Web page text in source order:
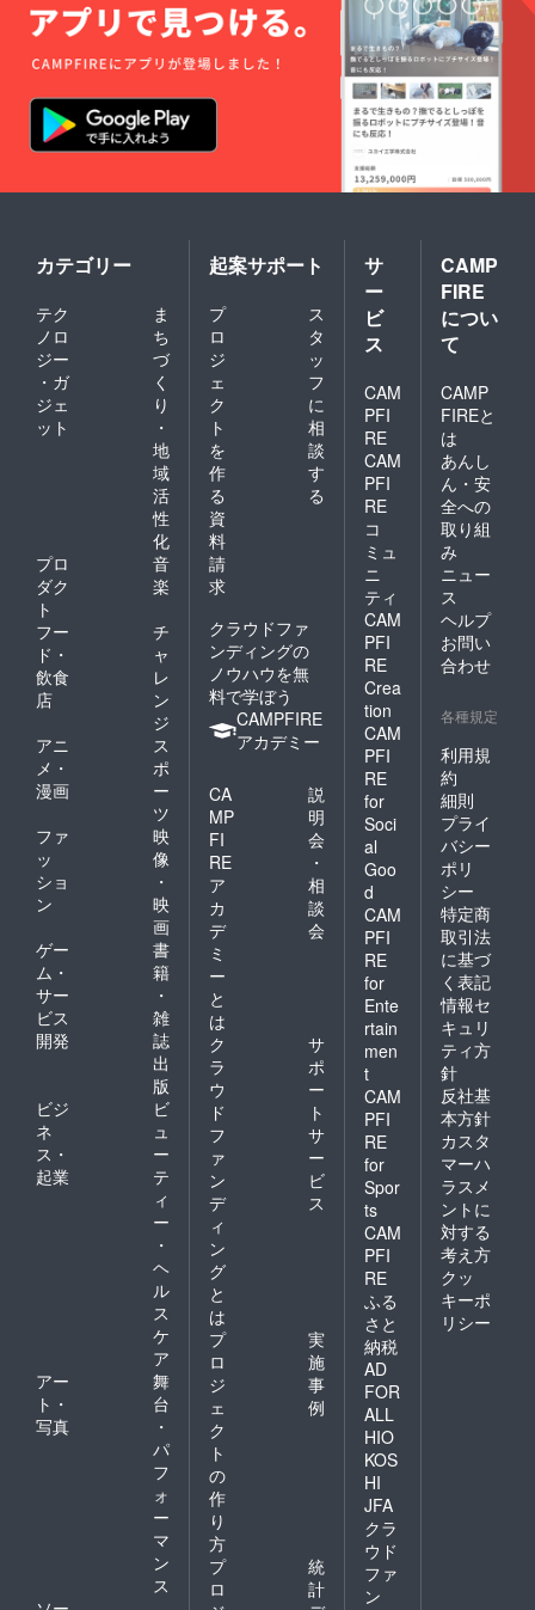
カテゴリー
テク
ノロ
ジー
・ガ
ジェ
ット
ま
ち
づ
く
り
・
地
域
活
性
化
プロ
ダク
ト
音
楽
フー
ド・
飲食
店
チ
ャ
レ
ン
ジ
アニ
メ・
漫画
ス
ポ
ー
ツ
ファ
ッ
ショ
ン
映
像
・
映
画
ゲー
ム・
サー
ビス
開発
書
籍
・
雑
誌
出
版
ビジ
ネ
ス・
起業
ビ
ュ
ー
テ
ィ
ー
・
ヘ
ル
ス
ケ
ア
アー
ト・
写真
舞
台
・
パ
フ
ォ
ー
マ
ン
ス
起案サポート
プ
ロ
ジ
ェ
ク
ト
を
作
る
ス
タ
ッ
フ
に
相
談
す
る
資
料
請
求
クラウドファ
ンディングの
ノウハウを無
料で学ぼう
CAMPFIRE
アカデミー
CA
MP
FI
RE
ア
カ
デ
ミ
ー
と
は
説
明
会
・
相
談
会
ク
ラ
ウ
ド
フ
ァ
ン
デ
ィ
ン
グ
と
は
サ
ポ
ー
ト
サ
ー
ビ
ス
プ
ロ
ジ
ェ
ク
ト
の
作
り
方
実
施
事
例
プ
ロ
統
計
サ
ー
ビ
ス
CAM
PFI
RE
CAM
PFI
RE
コ
ミュ
ニ
ティ
CAM
PFI
RE
Crea
tion
CAM
PFI
RE
for
Soci
al
Goo
d
CAM
PFI
RE
for
Ente
rtain
men
t
CAM
PFI
RE
for
Spor
ts
CAM
PFI
RE
ふる
さと
納税
AD
FOR
ALL
HIO
KOS
HI
JFA
クラ
ウド
ファ
ン
CAMP
FIRE
につい
て
CAMP
FIREと
は
あんし
ん・安
全への
取り組
み
ニュー
ス
ヘルプ
お問い
合わせ
各種規定
利用規
約
細則
プライ
バシー
ポリ
シー
特定商
取引法
に基づ
く表記
情報セ
キュリ
ティ方
針
反社基
本方針
カスタ
マーハ
ラスメ
ントに
対する
考え方
クッ
キーポ
リシー